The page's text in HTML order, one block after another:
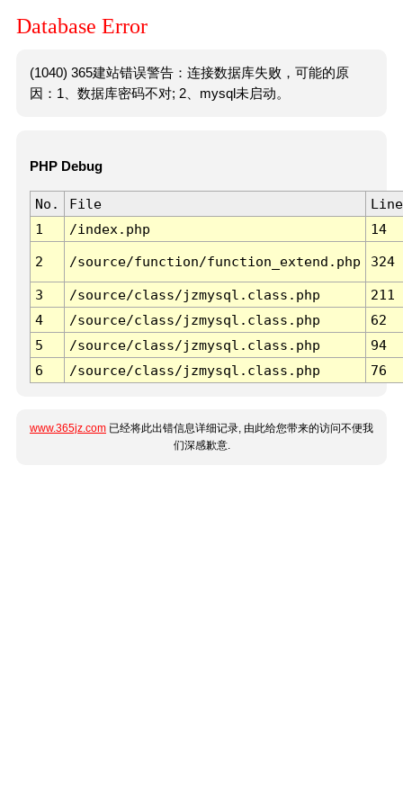
Database Error
(1040) 365建站错误警告：连接数据库失败，可能的原
因：1、数据库密码不对; 2、mysql未启动。
PHP Debug
No. File
Line
1
/index.php 14
2 /source/function/function_extend.php 324
3 /source/class/jzmysql.class.php
211
4
/source/class/jzmysql.class.php
62
5
/source/class/jzmysql.class.php
94
6
/source/class/jzmysql.class.php 76
www.365jz.com 已经将此出错信息详细记录, 由此给您带来的访问不便我
们深感歉意.